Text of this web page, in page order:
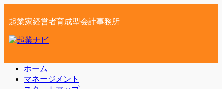
起業家経営者育成型会計事務所
ホーム
マネージメント